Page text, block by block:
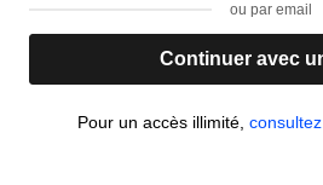
ou par email
Continuer avec
Pour un accès illimité,